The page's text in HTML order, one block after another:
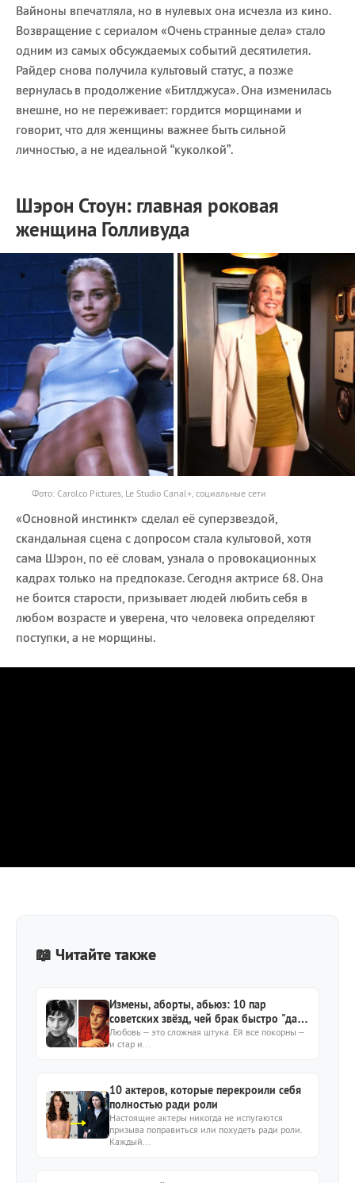
Вайноны впечатляла, но в нулевых она исчезла из кино.
Возвращение с сериалом «Очень странные дела» стало
одним из самых обсуждаемых событий десятилетия.
Райдер снова получила культовый статус, а позже
вернулась в продолжение «Битлджуса». Она изменилась
внешне, но не переживает: гордится морщинами и
говорит, что для женщины важнее быть сильной
личностью, а не идеальной “куколкой”.
Шэрон Стоун: главная роковая
женщина Голливуда
Фото: Carolco Pictures, Le Studio Canal+, социальные сети
«Основной инстинкт» сделал её суперзвездой,
скандальная сцена с допросом стала культовой, хотя
сама Шэрон, по её словам, узнала о провокационных
кадрах только на предпоказе. Сегодня актрисе 68. Она
не боится старости, призывает людей любить себя в
любом возрасте и уверена, что человека определяют
поступки, а не морщины.
📖 Читайте также
Измены, аборты, абьюз: 10 пар
советских звёзд, чей брак быстро "дал
трещину"
Любовь – это сложная штука. Ей все покорны –
и стар и...
10 актеров, которые перекроили себя
полностью ради роли
Настоящие актеры никогда не испугаются
призыва поправиться или похудеть ради роли.
Каждый...